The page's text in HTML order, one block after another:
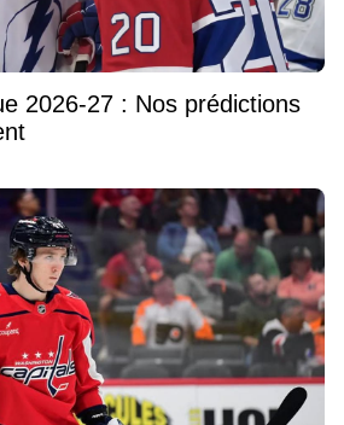
2026-27 : Nos prédictions